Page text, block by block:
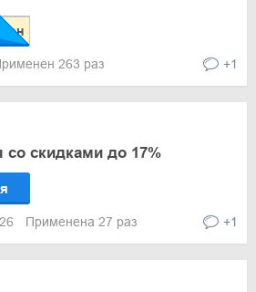
263 раз +1
скидками до 17%
Применена 27 раз +1